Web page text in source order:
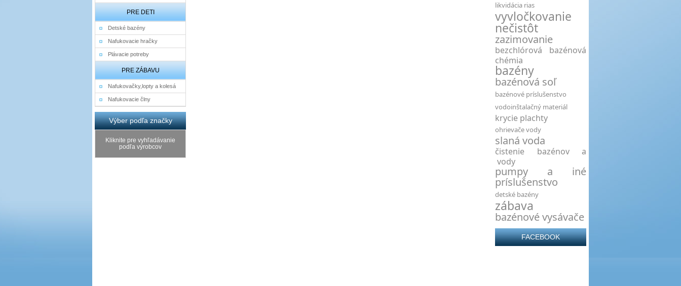
PRE DETI
Detské bazény
Nafukovacie hračky
Plávacie potreby
PRE ZÁBAVU
Nafukovačky,lopty a kolesá
Nafukovacie člny
Výber podľa značky
Kliknite pre vyhľadávanie
podľa výrobcov
likvidácia rias
vyvločkovanie
nečistôt
zazimovanie
bezchlórová bazénová
chémia
bazény
bazénová soľ
bazénové príslušenstvo
vodoinštalačný materiál
krycie plachty
ohrievače vody
slaná voda
čistenie bazénov a
vody
pumpy a iné
príslušenstvo
detské bazény
zábava
bazénové vysávače
FACEBOOK